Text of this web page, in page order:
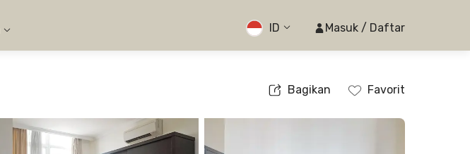
ID Masuk / Daftar
Bagikan Favorit